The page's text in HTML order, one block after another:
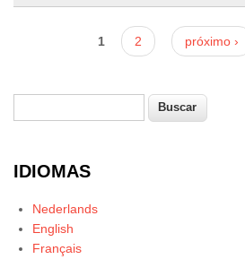
1 2 próximo ›
Formulário de busca
IDIOMAS
Nederlands
English
Français